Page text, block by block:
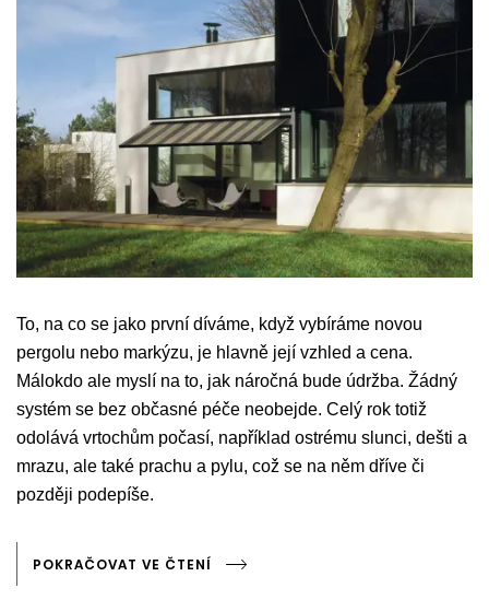
To, na co se jako první díváme, když vybíráme novou
pergolu nebo markýzu, je hlavně její vzhled a cena.
Málokdo ale myslí na to, jak náročná bude údržba. Žádný
systém se bez občasné péče neobejde. Celý rok totiž
odolává vrtochům počasí, například ostrému slunci, dešti a
mrazu, ale také prachu a pylu, což se na něm dříve či
později podepíše.
POKRAČOVAT VE ČTENÍ